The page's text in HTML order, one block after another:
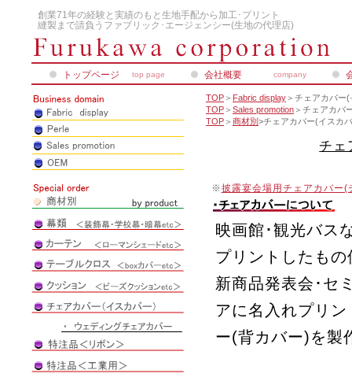
創業71年の経験と実績のもと生地手配から加工･プリント
縫製まで請負うファブリック･エージェンシー(生地の代理店)
TOP ＞ Fabric display ＞チェアカバー
TOP ＞ Sales promotion ＞チェアカバ
TOP ＞ 商材別>チェアカバー(イスカ
チェ
※披露宴会場用チェアカバー
映画館･観光バス
プリントしたも
新商品発表会･セ
アに名入れプリ
ー(背カバー)を製
top page
トップページ company
会社概要